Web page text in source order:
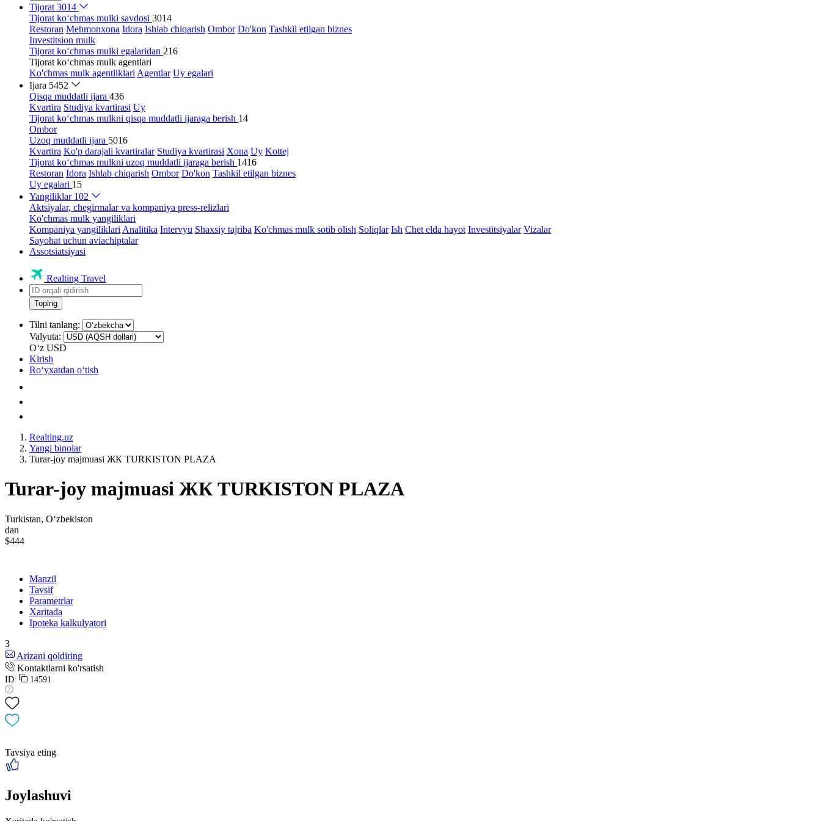
Tijorat 3014
Tijorat ko‘chmas mulki savdosi 3014
Restoran Mehmonxona Idora Ishlab chiqarish Ombor Do'kon Tashkil etilgan biznes
Investitsion mulk
Tijorat ko‘chmas mulki egalaridan 216
Tijorat ko‘chmas mulk agentlari
Ko'chmas mulk agentliklari Agentlar Uy egalari
Ijara 5452
Qisqa muddatli ijara 436
Kvartira Studiya kvartirasi Uy
Tijorat ko‘chmas mulkni qisqa muddatli ijaraga berish 14
Ombor
Uzoq muddatli ijara 5016
Kvartira Ko'p darajali kvartiralar Studiya kvartirasi Xona Uy Kottej
Tijorat ko‘chmas mulkni uzoq muddatli ijaraga berish 1416
Restoran Idora Ishlab chiqarish Ombor Do'kon Tashkil etilgan biznes
Uy egalari 15
Yangiliklar 102
Aktsiyalar, chegirmalar va kompaniya press-relizlari
Ko'chmas mulk yangiliklari
Kompaniya yangiliklari Analitika Intervyu Shaxsiy tajriba Ko'chmas mulk sotib olish Soliqlar Ish Chet elda hayot Investitsiyalar Vizalar
Sayohat uchun aviachiptalar
Assotsiatsiyasi
Realting Travel
Toping
Tilni tanlang:
Valyuta:
Oʻz USD
Kirish
Roʻyxatdan oʻtish
Realting.uz
Yangi binolar
Turar-joy majmuasi ЖК TURKISTON PLAZA
Turar-joy majmuasi ЖК TURKISTON PLAZA
Turkistan, Oʻzbekiston
dan
$444
Manzil
Tavsif
Parametrlar
Xaritada
Ipoteka kalkulyatori
3
Arizani qoldiring
Kontaktlarni ko'rsatish
ID: 14591
Tavsiya eting
Joylashuvi